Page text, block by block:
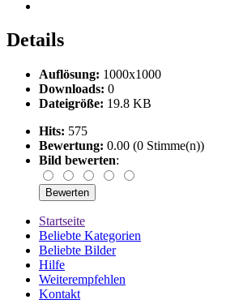
Details
Auflösung: 1000x1000
Downloads: 0
Dateigröße: 19.8 KB
Hits: 575
Bewertung: 0.00 (0 Stimme(n))
Bild bewerten:
Startseite
Beliebte Kategorien
Beliebte Bilder
Hilfe
Weiterempfehlen
Kontakt